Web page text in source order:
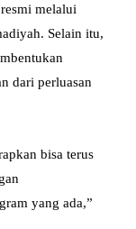
melalui
Selain itu,
dari perluasan
bisa terus
yang ada,”